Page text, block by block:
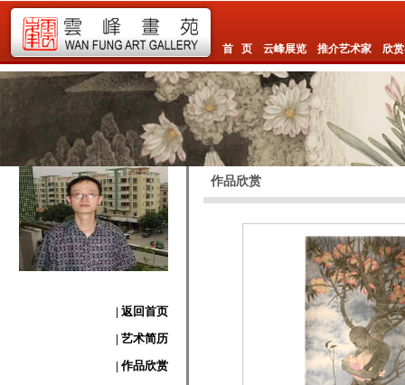
首 页 云峰展览 推介艺术家 欣
| 返回首页
| 艺术简历
| 作品欣赏
作品欣赏